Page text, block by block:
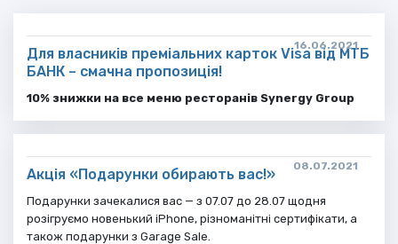
16.06.2021
Для власників преміальних карток Visa від МТБ
БАНК – смачна пропозиція!
10% знижки на все меню ресторанів Synergy Group
08.07.2021
Акція «Подарунки обирають вас!»
Подарунки зачекалися вас — з 07.07 до 28.07 щодня
розігруємо новенький iPhone, різноманітні сертифікати, а
також подарунки з Garage Sale.